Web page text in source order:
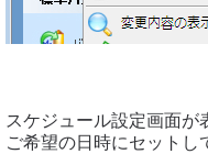
スケジュール設定画面が
ご希望の日時にセットし